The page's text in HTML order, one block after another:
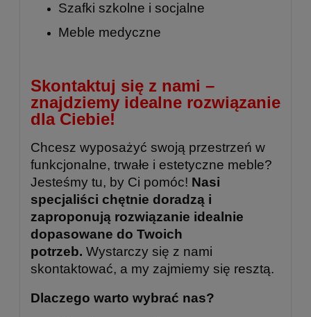
Szafki szkolne i socjalne
Meble medyczne
Skontaktuj się z nami –
znajdziemy idealne rozwiązanie
dla Ciebie!
Chcesz wyposażyć swoją przestrzeń w
funkcjonalne, trwałe i estetyczne meble?
Jesteśmy tu, by Ci pomóc! Nasi
specjaliści chętnie doradzą i
zaproponują rozwiązanie idealnie
dopasowane do Twoich
potrzeb. Wystarczy się z nami
skontaktować, a my zajmiemy się resztą.
Dlaczego warto wybrać nas?